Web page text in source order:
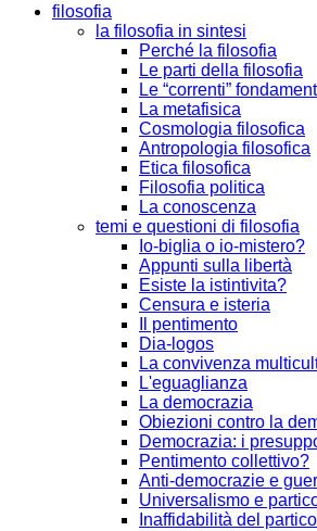
filosofia
la filosofia in sintesi
Perché la filosofia
Le parti della filosofia
Le “correnti”
La metafisica
Cosmologia filosofica
Antropologia filosofica
Etica filosofica
Filosofia politica
La conoscenza
temi e questioni di filosofia
Io-biglia o io-mistero?
Appunti sulla libertà
Esiste la istintivita?
Censura e isteria
Il pentimento
Dia-logos
La convivenza
L'eguaglianza
La democrazia
Obiezioni contro la
Democrazia: i
Pentimento collettivo?
Anti-democrazie e
Universalismo e
Inaffidabilità del